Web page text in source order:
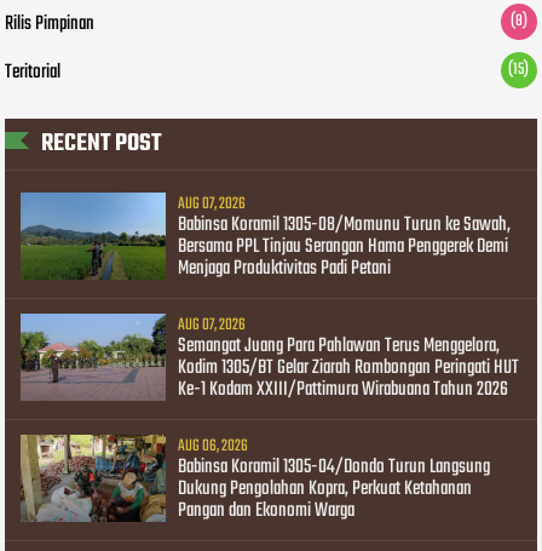
Rilis Pimpinan (8)
Teritorial (15)
RECENT POST
AUG 07, 2026
Babinsa Koramil 1305-08/Momunu Turun ke Sawah,
Bersama PPL Tinjau Serangan Hama Penggerek Demi
Menjaga Produktivitas Padi Petani
AUG 07, 2026
Semangat Juang Para Pahlawan Terus Menggelora,
Kodim 1305/BT Gelar Ziarah Rombongan Peringati HUT
Ke-1 Kodam XXIII/Pattimura Wirabuana Tahun 2026
AUG 06, 2026
Babinsa Koramil 1305-04/Dondo Turun Langsung
Dukung Pengolahan Kopra, Perkuat Ketahanan
Pangan dan Ekonomi Warga